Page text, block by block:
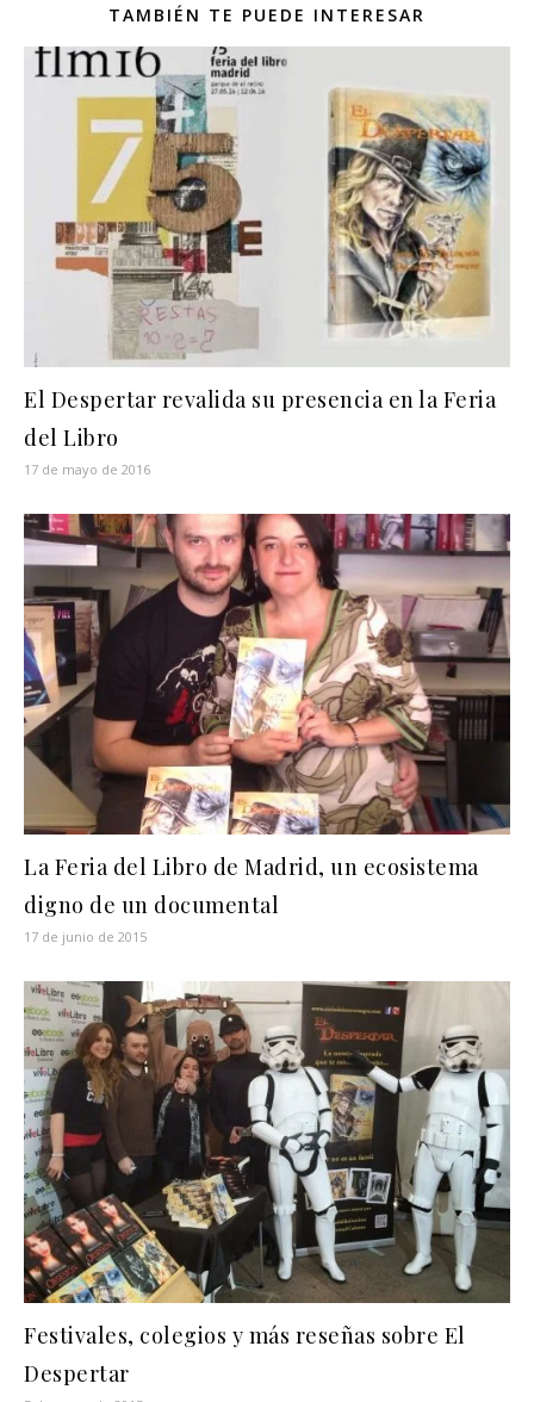
TAMBIÉN TE PUEDE INTERESAR
El Despertar revalida su presencia en la Feria
del Libro
17 de mayo de 2016
La Feria del Libro de Madrid, un ecosistema
digno de un documental
17 de junio de 2015
Festivales, colegios y más reseñas sobre El
Despertar